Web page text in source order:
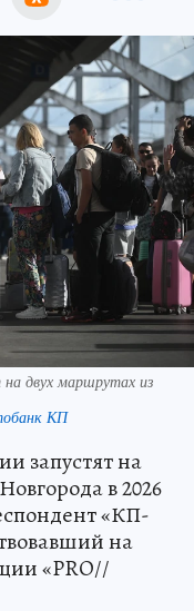
двух маршрутах из
КП
запустят на
в 2026
«КП-
на
«PRO//